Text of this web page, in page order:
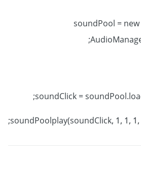
soundPool =
AudioManager.STREAM_MUSIC, 0);
soundClick =